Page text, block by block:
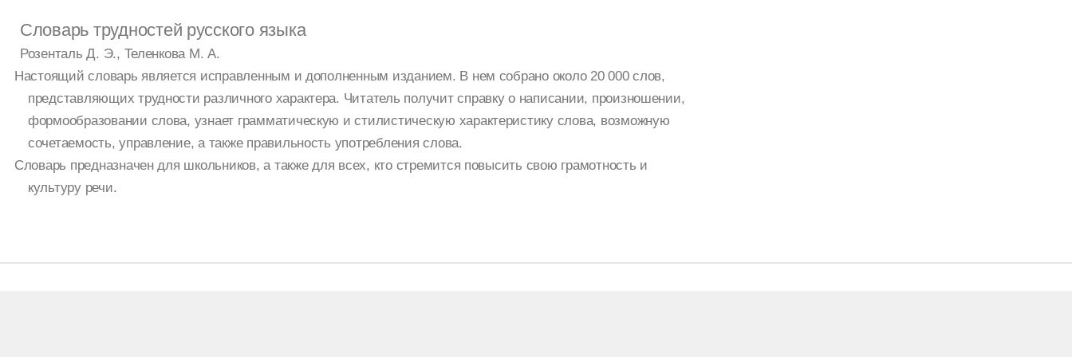
Словарь трудностей русского языка
Розенталь Д. Э., Теленкова М. А.
Настоящий словарь является исправленным и дополненным изданием. В нем собрано около 20 000 слов,
представляющих трудности различного характера. Читатель получит справку о написании, произношении,
формообразовании слова, узнает грамматическую и стилистическую характеристику слова, возможную
сочетаемость, управление, а также правильность употребления слова.
Словарь предназначен для школьников, а также для всех, кто стремится повысить свою грамотность и
культуру речи.